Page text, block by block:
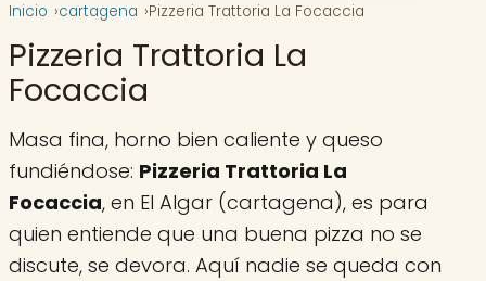
Inicio cartagena Pizzeria Trattoria La Focaccia
Pizzeria Trattoria La
Focaccia
Masa fina, horno bien caliente y queso
fundiéndose: Pizzeria Trattoria La
Focaccia, en El Algar (cartagena), es para
quien entiende que una buena pizza no se
discute, se devora. Aquí nadie se queda con